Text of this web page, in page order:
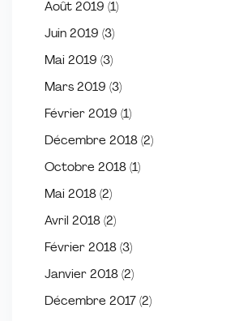
Août 2019 (1)
Juin 2019 (3)
Mai 2019 (3)
Mars 2019 (3)
Février 2019 (1)
Décembre 2018 (2)
Octobre 2018 (1)
Mai 2018 (2)
Avril 2018 (2)
Février 2018 (3)
Janvier 2018 (2)
Décembre 2017 (2)